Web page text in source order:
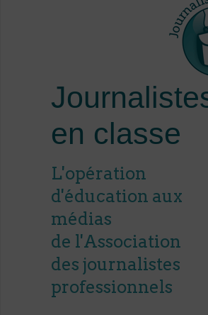
en classe
L'opération
d'éducation aux
médias
de l'Association
des journalistes
professionnels